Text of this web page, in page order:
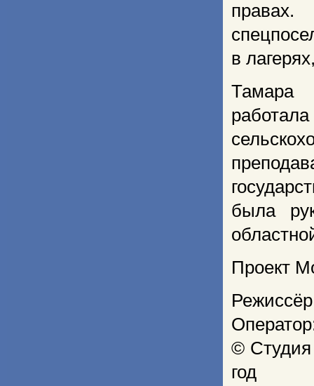
в
Тамара
была
Проект
© Студия
год